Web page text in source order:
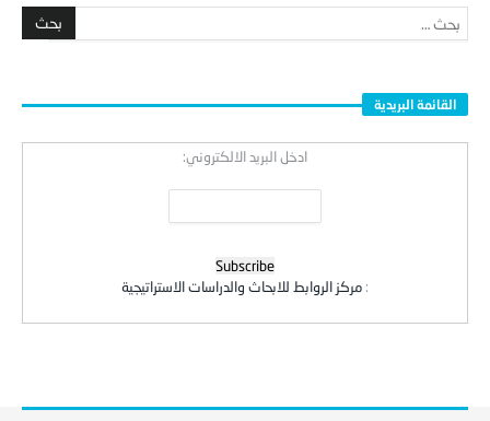
القائمة البريدية
ادخل البريد الالكتروني:
: مركز الروابط للابحاث والدراسات الاستراتيجية